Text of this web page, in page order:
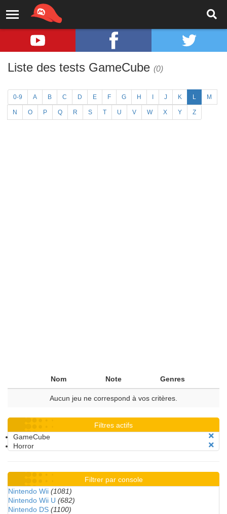
Liste des tests GameCube (0)
0-9 A B C D E F G H J K L M
N O P Q R S T U V W X Y Z
Nom Note Genres
Aucun jeu ne correspond à vos critères.
Filtres actifs
GameCube
Horror
Filtrer par console
Nintendo Wii (1081)
Nintendo Wii U (682)
Nintendo DS (1100)